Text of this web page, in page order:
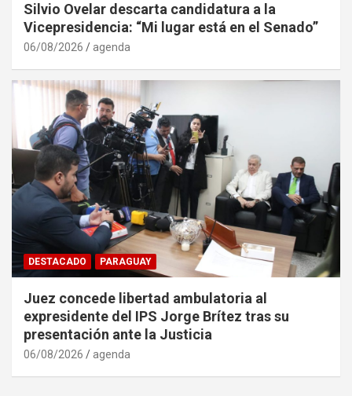
Silvio Ovelar descarta candidatura a la
Vicepresidencia: “Mi lugar está en el Senado”
06/08/2026 agenda
DESTACADO PARAGUAY
Juez concede libertad ambulatoria al
expresidente del IPS Jorge Brítez tras su
presentación ante la Justicia
06/08/2026 agenda